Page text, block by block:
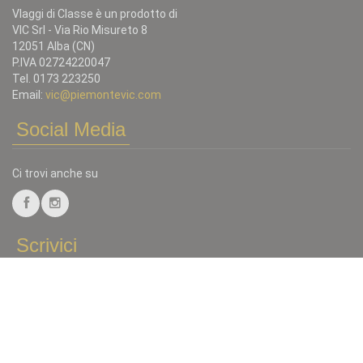
VIaggi di Classe è un prodotto di
VIC Srl - Via Rio Misureto 8
12051 Alba (CN)
P.IVA 02724220047
Tel. 0173 223250
Email: vic@piemontevic.com
Social Media
Ci trovi anche su
Scrivici